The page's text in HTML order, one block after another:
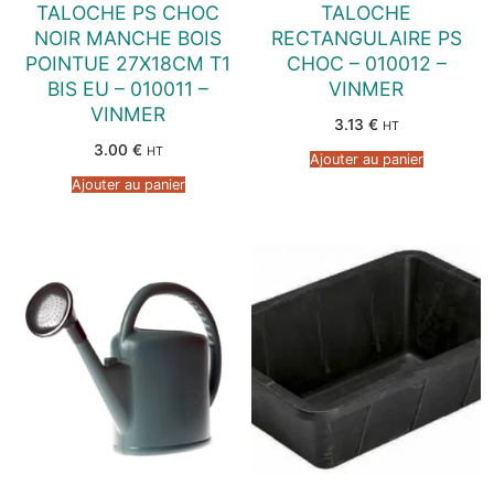
TALOCHE PS CHOC
NOIR MANCHE BOIS
POINTUE 27X18CM T1
BIS EU – 010011 –
VINMER
3.00 € HT
Ajouter au panier
TALOCHE
RECTANGULAIRE PS
CHOC – 010012 –
VINMER
3.13 € HT
Ajouter au panier